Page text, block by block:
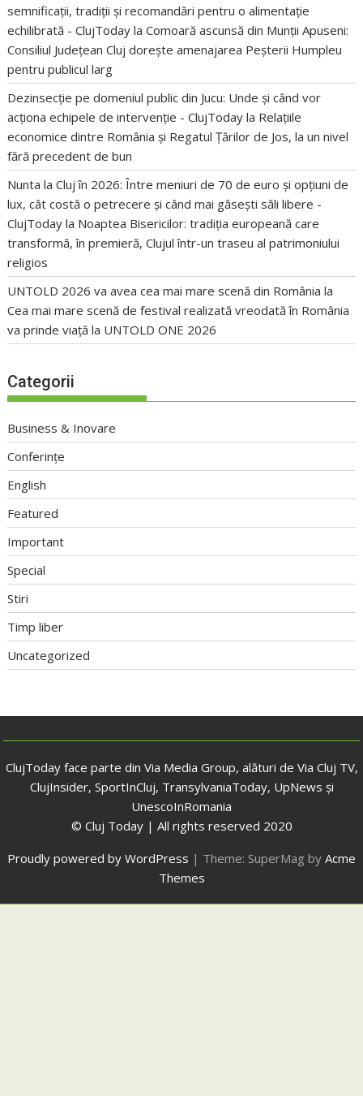
semnificații, tradiții și recomandări pentru o alimentație
echilibrată - ClujToday laComoară ascunsă din Munții Apuseni:
Consiliul Județean Cluj dorește amenajarea Peșterii Humpleu
pentru publicul larg
Dezinsecție pe domeniul public din Jucu: Unde și când vor
acționa echipele de intervenție - ClujToday la Relațiile
economice dintre România și Regatul Țărilor de Jos, la un nivel
fără precedent de bun
Nunta la Cluj în 2026: Între meniuri de 70 de euro și opțiuni de
lux, cât costă o petrecere și când mai găsești săli libere -
ClujToday la Noaptea Bisericilor: tradiția europeană care
transformă, în premieră, Clujul într-un traseu al patrimoniului
religios
UNTOLD 2026 va avea cea mai mare scenă din România la
Cea mai mare scenă de festival realizată vreodată în România
va prinde viață la UNTOLD ONE 2026
Categorii
Business & Inovare
Conferințe
English
Featured
Important
Special
Stiri
Timp liber
Uncategorized
ClujToday face parte din Via Media Group, alături de Via Cluj TV,
ClujInsider, SportInCluj, TransylvaniaToday, UpNews și
UnescoInRomania
© Cluj Today | All rights reserved 2020
Proudly powered by WordPress | Theme: SuperMag by Acme
Themes